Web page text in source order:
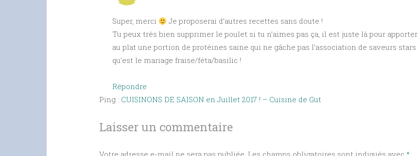
Super, merci
Je proposerai d’autres recettes sans doute !
Tu peux très bien supprimer le poulet si tu n’aimes pas ça, il est juste là pour apporter
au plat une portion de protéines saine qui ne gâche pas l’association de saveurs stars
qu’est le mariage fraise/féta/basilic !
Répondre
Ping : CUISINONS DE SAISON en Juillet 2017 ! – Cuisine de Gut
Laisser un commentaire